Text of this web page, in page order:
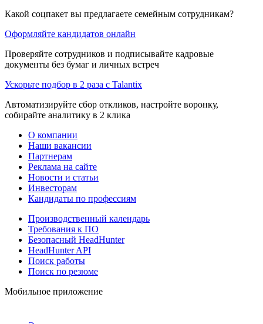
Какой соцпакет вы предлагаете семейным сотрудникам?
Оформляйте кандидатов онлайн
Проверяйте сотрудников и подписывайте кадровые
документы без бумаг и личных встреч
Ускорьте подбор в 2 раза с Talantix
Автоматизируйте сбор откликов, настройте воронку,
собирайте аналитику в 2 клика
О компании
Наши вакансии
Партнерам
Реклама на сайте
Новости и статьи
Инвесторам
Кандидаты по профессиям
Производственный календарь
Требования к ПО
Безопасный HeadHunter
HeadHunter API
Поиск работы
Поиск по резюме
Мобильное приложение